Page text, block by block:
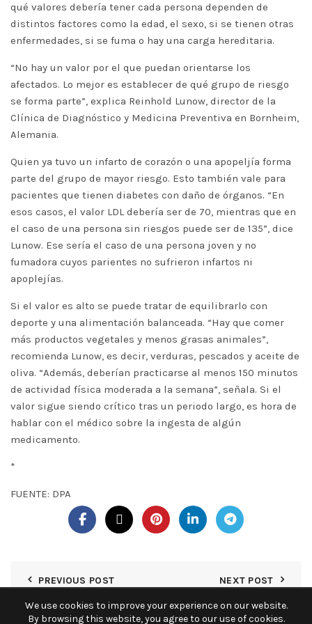
qué valores debería tener cada persona dependen de
distintos factores como la edad, el sexo, si se tienen otras
enfermedades, si se fuma o hay una carga hereditaria.
“No hay un valor por el que puedan orientarse los
afectados. Lo mejor es establecer de qué grupo de riesgo
se forma parte”, explica Reinhold Lunow, director de la
Clínica de Diagnóstico y Medicina Preventiva en Bornheim,
Alemania.
Quien ya tuvo un infarto de corazón o una apopeljía forma
parte del grupo de mayor riesgo. Esto también vale para
pacientes que tienen diabetes con daño de órganos. “En
esos casos, el valor LDL debería ser de 70, mientras que en
el caso de una persona sin riesgos puede ser de 135”, dice
Lunow. Ese sería el caso de una persona joven y no
fumadora cuyos parientes no sufrieron infartos ni
apoplejías.
Si el valor es alto se puede tratar de equilibrarlo con
deporte y una alimentación balanceada. “Hay que comer
más productos vegetales y menos grasas animales”,
recomienda Lunow, es decir, verduras, pescados y aceite de
oliva. “Además, deberían practicarse al menos 150 minutos
de actividad física moderada a la semana”, señala. Si el
valor sigue siendo crítico tras un periodo largo, es hora de
hablar con el médico sobre la ingesta de algún
medicamento.
*
FUENTE: DPA
PREVIOUS POST NEXT POST
We use cookies to improve your experience on our website.
By browsing this website, you agree to our use of cookies.